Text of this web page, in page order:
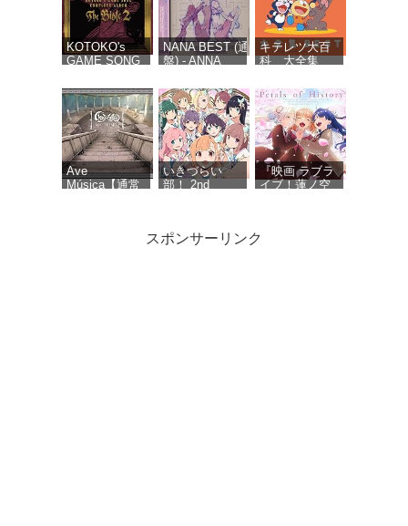
KOTOKO's
GAME SONG
ALBUM “The
Bible 2” -
KOTOKO (特
典なし)
NANA BEST (通常
盤) - ANNA
NANA(BLACK
STONES),OLIVIA
inspi'
REIRA(TRAPNEST)
キテレツ大百
科 大全集
Ave
Música【通常
いきづらい
部！ 2nd
AGAIN
『映画 ラブラ
イブ！蓮ノ空
スポンサーリンク